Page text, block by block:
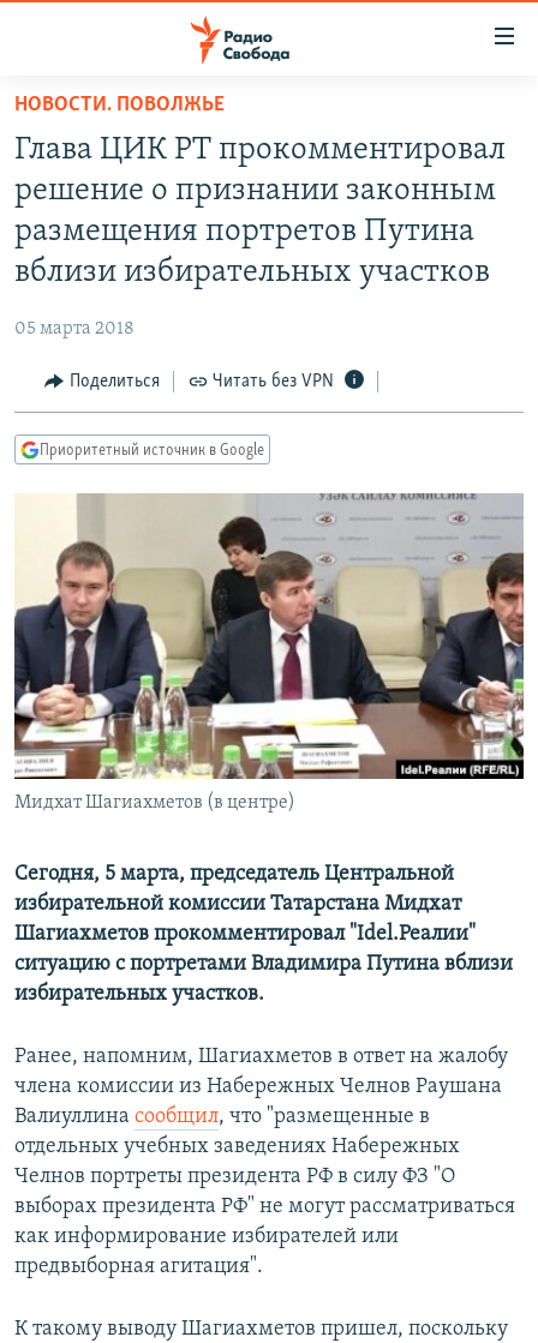
упрощенного
доступа
основному
содержанию
навигации
Вернутся
ПОДКАСТЫ
АВТОРСКИЕ ПРОЕКТЫ
ЦИТАТЫ СВОБОДЫ
КУЛЬТУРА
IDEL.РЕАЛИИ
КАВКАЗ.РЕАЛИИ
РАСПИСАНИЕ ВЕЩАНИЯ
ПОДПИШИТЕСЬ НА РАССЫЛКУ
СОЦИАЛЬНЫЕ СЕТИ
НОВОСТИ. ПОВОЛЖЬЕ
Глава ЦИК РТ прокомментировал
решение о признании законным
размещения портретов Путина
вблизи избирательных участков
05 марта 2018
Поделиться Читать без VPN
Приоритетный источник в Google
Мидхат Шагиахметов (в центре)
Сегодня, 5 марта, председатель Центральной
избирательной комиссии Татарстана Мидхат
Шагиахметов прокомментировал "Idel.Реалии"
ситуацию с портретами Владимира Путина вблизи
избирательных участков.
Ранее, напомним, Шагиахметов в ответ на жалобу
члена комиссии из Набережных Челнов Раушана
Валиуллина сообщил, что "размещенные в
отдельных учебных заведениях Набережных
Челнов портреты президента РФ в силу ФЗ "О
выборах президента РФ" не могут рассматриваться
как информирование избирателей или
предвыборная агитация".
К такому выводу Шагиахметов пришел, поскольку